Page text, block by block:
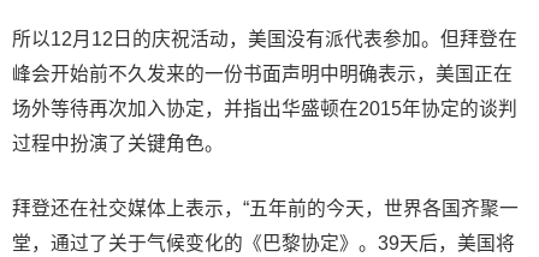
所以12月12日的庆祝活动，美国没有派代表参加。但拜登在
峰会开始前不久发来的一份书面声明中明确表示，美国正在
场外等待再次加入协定，并指出华盛顿在2015年协定的谈判
过程中扮演了关键角色。
拜登还在社交媒体上表示，“五年前的今天，世界各国齐聚一
堂，通过了关于气候变化的《巴黎协定》。39天后，美国将